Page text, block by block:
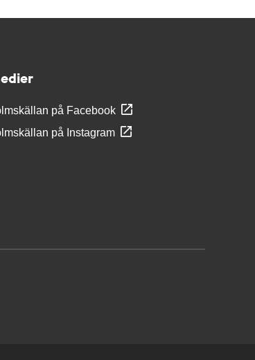
på Facebook
på Instagram